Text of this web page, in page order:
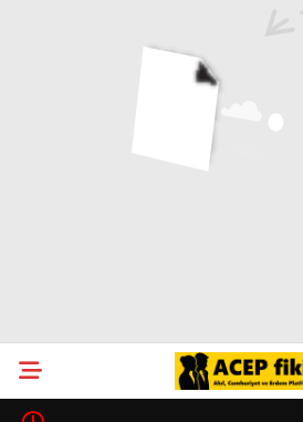
EĞITIM & ÖĞRETIM
YAŞAM